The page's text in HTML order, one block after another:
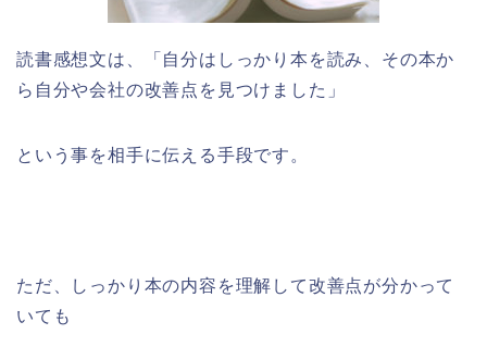
読書感想文は、「自分はしっかり本を読み、その本か
ら自分や会社の改善点を見つけました」
という事を相手に伝える手段です。
ただ、しっかり本の内容を理解して改善点が分かって
いても